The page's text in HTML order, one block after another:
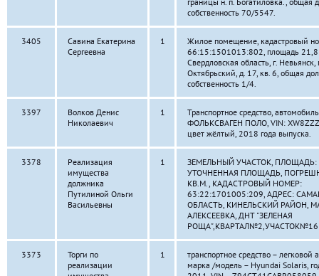
собственность 70/5547.
3405
Савина Екатерина
Сергеевна
1
Жилое помещение, кадастровый
66:15:1501013:802, площадь 21,8
Свердловская область, г. Невьянск,
Октябрьский, д. 17, кв. 6, общая
собственность 1/4.
3397
Волков Денис
Николаевич
1
Транспортное средство,
ФОЛЬКСВАГЕН ПОЛО, VIN:
цвет жёлтый, 2018 года выпуска.
3378
Реализация
имущества
должника
Путилиной Ольги
Васильевны
1
ЗЕМЕЛЬНЫЙ УЧАСТОК, ПЛОЩАДЬ:
УТОЧНЕННАЯ ПЛОЩАДЬ,
КВ.М., КАДАСТРОВЫЙ НОМЕР:
63:22:1701005:209, АДРЕС:
ОБЛАСТЬ, КИНЕЛЬСКИЙ РАЙОН,
АЛЕКСЕЕВКА, ДНТ "ЗЕЛЕНАЯ
3373
Торги по
реализации
1
транспортное средство – легковой
марка /модель – Hyundai Solaris,